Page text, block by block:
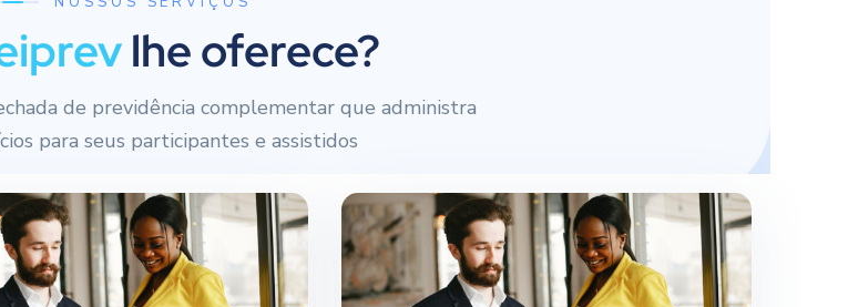
lhe oferece?
de previdência complementar que administra
para seus participantes e assistidos